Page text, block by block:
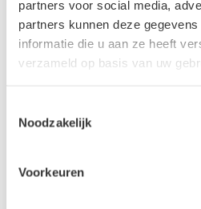
partners voor social media,
partners kunnen deze
informatie die u aan ze heeft
verzameld op basis van uw
Noodzakelijk
Voorkeuren
Travellife
€34,99
was: